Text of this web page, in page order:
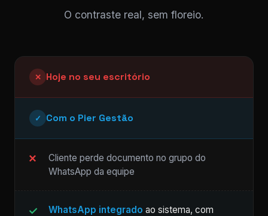
O contraste real, sem floreio.
✕ Hoje no seu escritório
✓ Com o Pier Gestão
Cliente perde documento no grupo do
WhatsApp da equipe
WhatsApp integrado ao sistema, com